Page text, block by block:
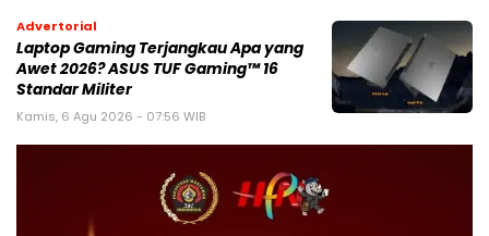
Advertorial
Laptop Gaming Terjangkau Apa yang
Awet 2026? ASUS TUF Gaming™ 16
Standar Militer
Kamis, 6 Agu 2026 - 07:56 WIB